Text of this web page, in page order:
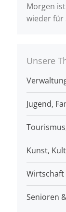
Morgen
wieder für
Unsere
Jugend,
Kunst,
Wirtschaft
Senioren